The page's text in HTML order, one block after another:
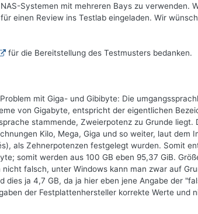
Systemen mit mehreren Bays zu verwenden.
einen Review ins Testlab eingeladen. Wir
für die Bereitstellung des Testmusters bedanken.
mit Giga- und Gibibyte: Die
von Gigabyte, entspricht der eigentlichen
stammende, Zweierpotenz zu Grunde liegt.
Kilo, Mega, Giga und so weiter, laut dem
als Zehnerpotenzen festgelegt wurden. Somit
somit werden aus 100 GB eben 95,37 GiB.
falsch, unter Windows kann man zwar auf
ja 4,7 GB, da ja hier eben jene Angabe der
der Festplattenhersteller korrekte Werte und